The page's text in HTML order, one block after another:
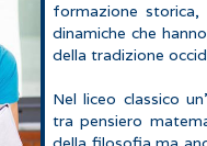
formazione
dinamiche che
della tradizione
Nel liceo classico
tra pensiero